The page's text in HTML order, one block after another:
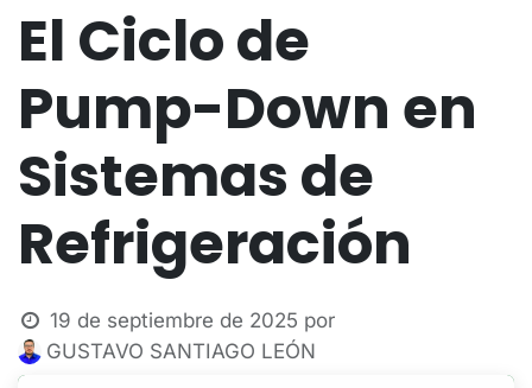
El Ciclo de
Pump-Down en
Sistemas de
Refrigeración
19 de septiembre de 2025 por
GUSTAVO SANTIAGO LEÓN